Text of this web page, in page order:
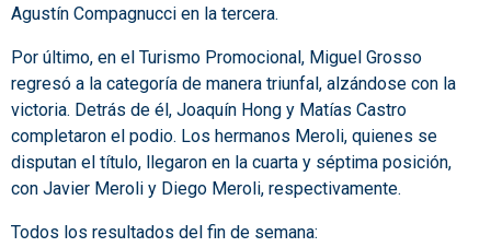
Agustín Compagnucci en la tercera.
Por último, en el Turismo Promocional, Miguel Grosso
regresó a la categoría de manera triunfal, alzándose con la
victoria. Detrás de él, Joaquín Hong y Matías Castro
completaron el podio. Los hermanos Meroli, quienes se
disputan el título, llegaron en la cuarta y séptima posición,
con Javier Meroli y Diego Meroli, respectivamente.
Todos los resultados del fin de semana: